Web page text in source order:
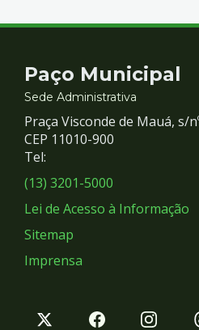
Contato
e
Redes
Sociais
Paço Municipal
Sede Administrativa
Praça Visconde de Mauá, s/
CEP 11010-900
Tel:
(13) 3201-5000
Lei de Acesso à Informação
Sitemap
Imprensa